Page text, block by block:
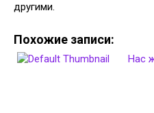
другими.
Похожие записи:
Нас